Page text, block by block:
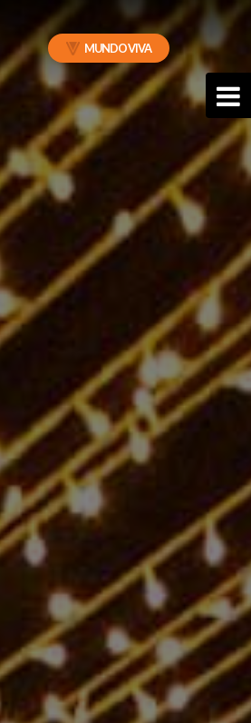
MUNDO VIVA